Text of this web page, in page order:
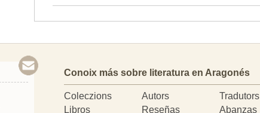
Conoix más sobre literatura en Aragonés
Coleczions Autors
Tradutors
Libros
Reseñas Abanzas